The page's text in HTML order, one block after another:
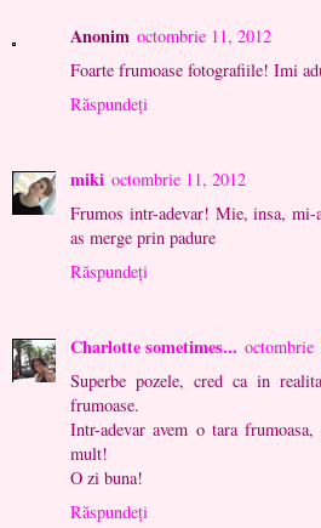
Anonim octombrie 11, 2012
Foarte frumoase fotografiile! Imi
Răspundeți
miki octombrie 11, 2012
Frumos intr-adevar! Mie, insa,
as merge prin padure
Răspundeți
Charlotte sometimes... octombrie
Superbe pozele, cred ca in
frumoase.
Intr-adevar avem o tara
mult!
O zi buna!
Răspundeți